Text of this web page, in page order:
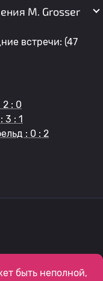
M. Grosser
встречи: (47
: 0
3 : 1
: 0 : 2
быть неполной,